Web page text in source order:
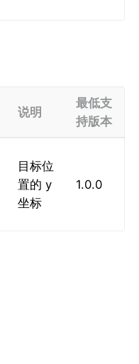
说明
最低支
持版本
目标位
置的 y
坐标
1.0.0